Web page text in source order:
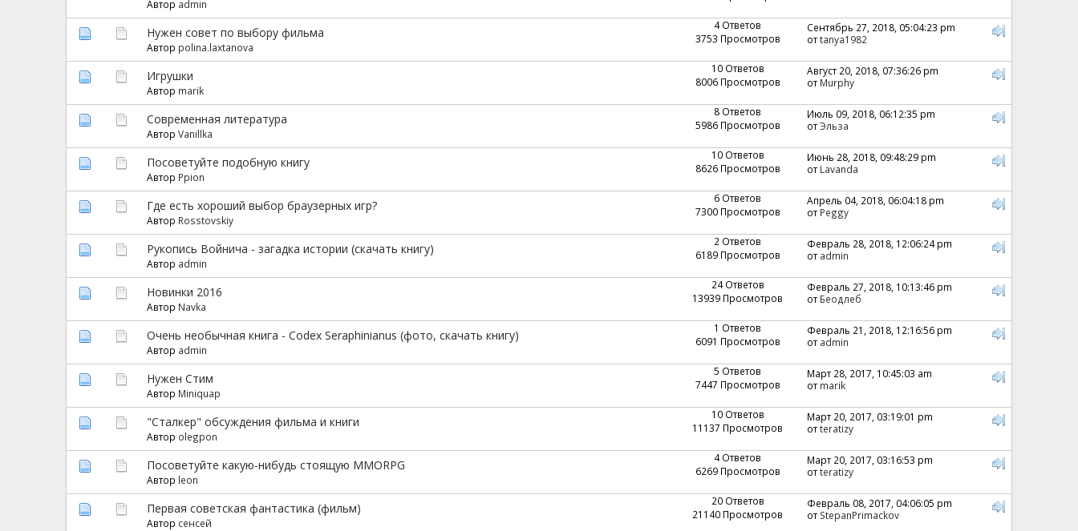
Автор admin
Нужен совет по выбору фильма
Автор polina.laxtanova
4 Ответов
3753 Просмотров
Сентябрь 27, 2018, 05:04:23 pm
отtanya1982
Игрушки
Автор marik
10 Ответов
8006 Просмотров
Август 20, 2018, 07:36:26 pm
отMurphy
Современная литература
АвторVanillka
8 Ответов
5986 Просмотров
Июль 09, 2018, 06:12:35 pm
отЭльза
Посоветуйте подобную книгу
Автор Ppion
10 Ответов
8626 Просмотров
Июнь 28, 2018, 09:48:29 pm
отLavanda
Где есть хороший выбор браузерных игр?
Автор Rosstovskiy
6 Ответов
7300 Просмотров
Апрель 04, 2018, 06:04:18 pm
отPeggy
Рукопись Войнича - загадка истории (скачать книгу)
Автор admin
2 Ответов
6189 Просмотров
Февраль 28, 2018, 12:06:24 pm
отadmin
Новинки 2016
Автор Navka
24 Ответов
13939 Просмотров
Февраль 27, 2018, 10:13:46 pm
отБеодлеб
Очень необычная книга - Codex Seraphinianus (фото, скачать книгу)
Автор admin
1 Ответов
6091 Просмотров
Февраль 21, 2018, 12:16:56 pm
отadmin
Нужен Стим
Автор Miniquap
5 Ответов
7447 Просмотров
Март 28, 2017, 10:45:03 am
отmarik
"Сталкер" обсуждения фильма и книги
Автор olegpon
10 Ответов
11137 Просмотров
Март 20, 2017, 03:19:01 pm
отteratizy
Посоветуйте какую-нибудь стоящую MMORPG
Автор leon
4 Ответов
6269 Просмотров
Март 20, 2017, 03:16:53 pm
отteratizy
Первая советская фантастика (фильм)
Автор сенсей
20 Ответов
21140 Просмотров
Февраль 08, 2017, 04:06:05 pm
отStepanPrimackov